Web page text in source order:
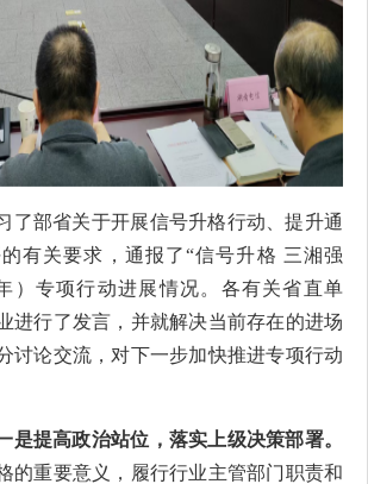
了部省关于开展信号升格行动、提升通
有关要求，通报了“信号升格 三湘强
年）专项行动进展情况。各有关省直单
进行了发言，并就解决当前存在的进场
讨论交流，对下一步加快推进专项行动
是提高政治站位，落实上级决策部署。
的重要意义，履行行业主管部门职责和